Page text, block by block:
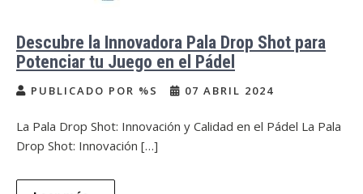
Descubre la Innovadora Pala Drop Shot para
Potenciar tu Juego en el Pádel
PUBLICADO POR %S 07 ABRIL 2024
La Pala Drop Shot: Innovación y Calidad en el Pádel La Pala
Drop Shot: Innovación […]